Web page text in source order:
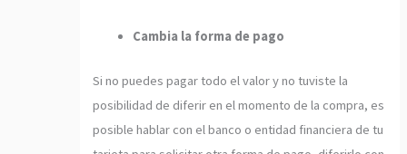
Cambia la forma de pago
Si no puedes pagar todo el valor y no tuviste la
posibilidad de diferir en el momento de la compra, es
posible hablar con el banco o entidad financiera de tu